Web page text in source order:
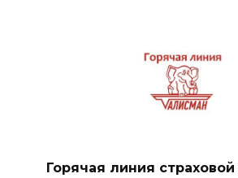
Горячая линия